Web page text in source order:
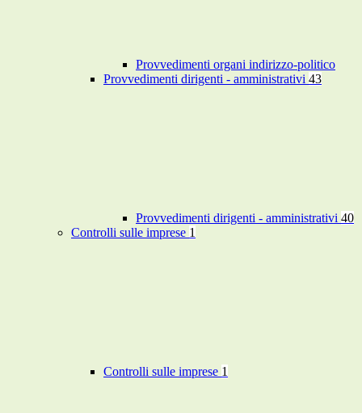
Provvedimenti organi indirizzo-politico
Provvedimenti dirigenti - amministrativi 43
Provvedimenti dirigenti - amministrativi 40
Controlli sulle imprese 1
Controlli sulle imprese 1